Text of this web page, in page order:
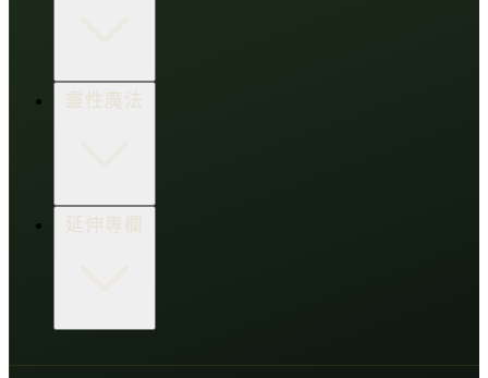
生活點子王
木質類
樹脂類
靈性魔法
顯化與吸引力
延伸專欄
古文明與神話